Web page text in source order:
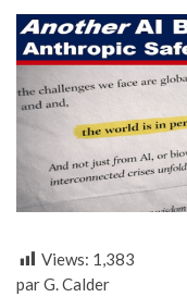
Views: 1,383
par G. Calder